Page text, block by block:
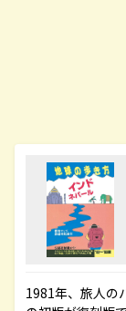
1981年、旅人の